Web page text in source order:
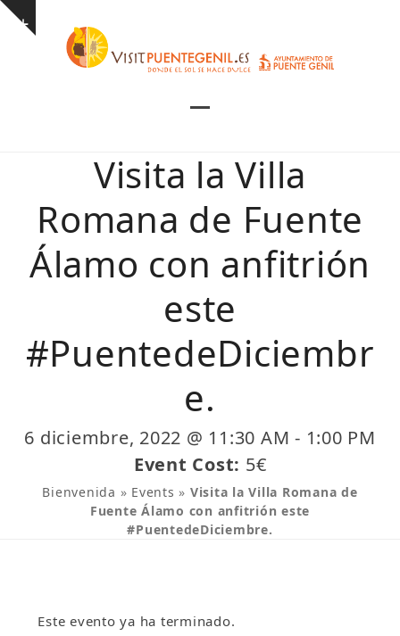
Skip
Show
mobile
menu
mobile
menu
Visita la Villa
Romana de Fuente
Álamo con anfitrión
este
#PuentedeDiciembr
e.
6 diciembre, 2022 @ 11:30 AM - 1:00 PM
Event Cost: 5€
Bienvenida » Events » Visita la Villa Romana de
Fuente Álamo con anfitrión este
#PuentedeDiciembre.
Este evento ya ha terminado.